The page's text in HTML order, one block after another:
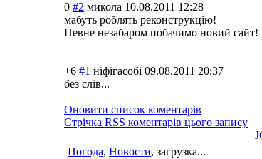
0 #2 микола 10.08.2011 12:28
мабуть роблять реконструкцію!
Певне незабаром побачимо новий сайт!
+6 #1 ніфігасобі 09.08.2011 20:37
без слів...
Оновити список коментарів
Стрічка RSS коментарів цього запису
Погода, Новости, загрузка...